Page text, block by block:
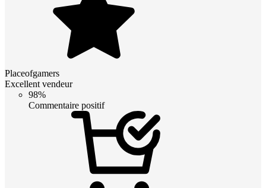
Placeofgamers
Excellent vendeur
98%
Commentaire positif